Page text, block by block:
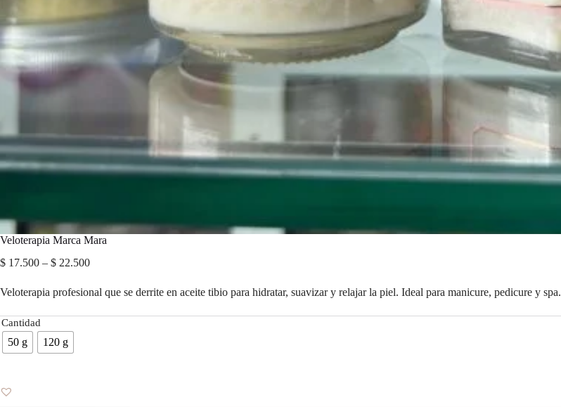
Veloterapia Marca Mara
$ 17.500 – $ 22.500Price
$ 17.500
through
$ 22.500
Veloterapia profesional que se derrite en aceite tibio para hidratar, suavizar y relajar la piel. Ideal para manicure, pedicure y spa.
Cantidad
50 g 120 g